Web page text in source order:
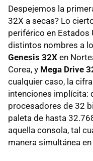
Despejemos la
32X a secas? Lo
periférico en Estados
distintos nombres a
Genesis 32X en
Corea, y Mega Drive
cualquier caso, la
intenciones implícita:
procesadores de 32
paleta de hasta
aquella consola, tal
manera simultánea